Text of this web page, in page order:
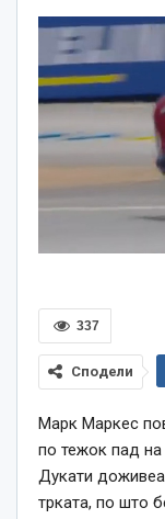
337
Сподели
Марк Маркес
по тежок пад
Дукати
трката, по што